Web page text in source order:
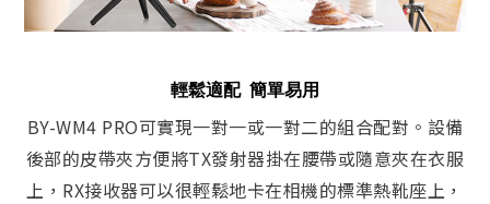
輕鬆適配 簡單易用
BY-WM4 PRO可實現一對一或一對二的組合配對。設備
後部的皮帶夾方便將TX發射器掛在腰帶或隨意夾在衣服
上，RX接收器可以很輕鬆地卡在相機的標準熱靴座上，